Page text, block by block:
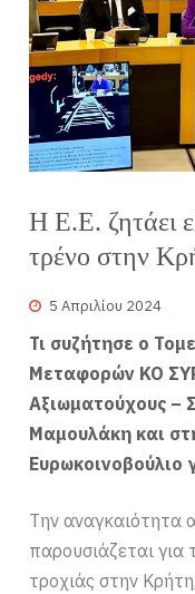
Η Ε.Ε. ζητάει
τρένο στην
5 Απριλίου 2024
Τι συζήτησε ο
Μεταφορών ΚΟ
Αξιωματούχους –
Μαμουλάκη και
Ευρωκοινοβούλιο
Την αναγκαιότητα
παρουσιάζεται για
τροχιάς στην